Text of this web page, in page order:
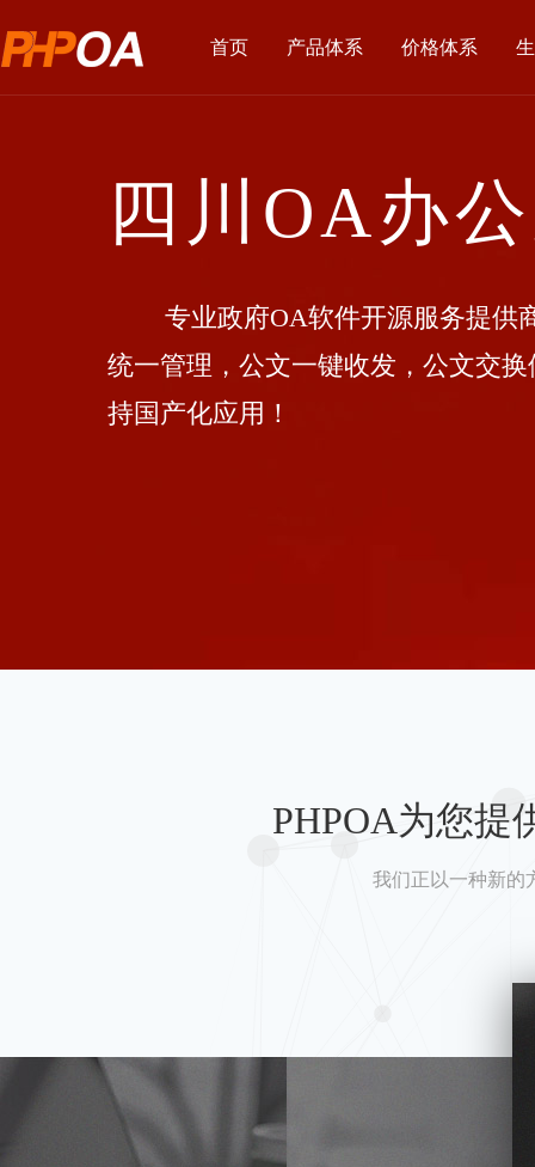
首页 产品体系 价格体系
四川OA办
专业政府OA软件开源服务提供商
统一管理，公文一键收发，公文交
持国产化应用！
PHPOA为您提
我们正以一种新的